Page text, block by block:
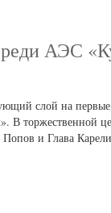
АЭС
слой на первые
В торжественной
Попов и Глава